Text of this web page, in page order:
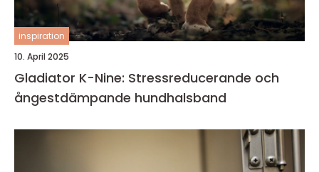
inspiration
10. April 2025
Gladiator K-Nine: Stressreducerande och
ångestdämpande hundhalsband